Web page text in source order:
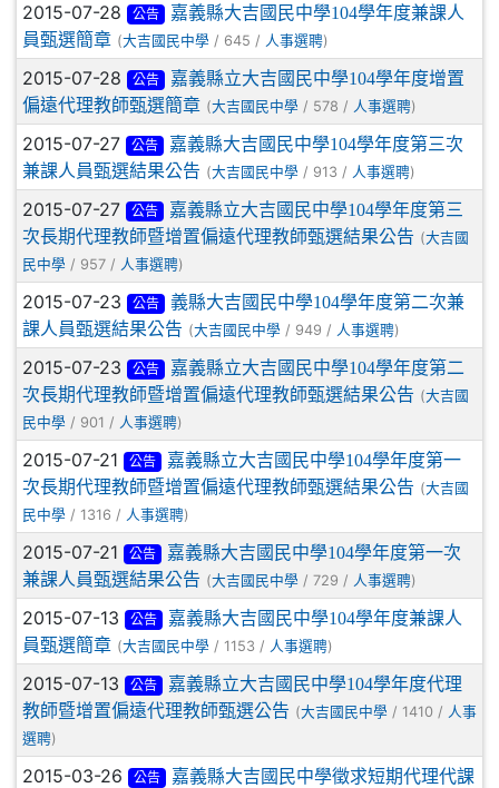
2015-07-28 公告
嘉義縣大吉國民中學104學年度兼課人
員甄選簡章 (大吉國民中學 / 645 / 人事選聘)
2015-07-28 公告
嘉義縣立大吉國民中學104學年度增置
偏遠代理教師甄選簡章 (大吉國民中學 / 578 / 人事選聘)
2015-07-27 公告
嘉義縣大吉國民中學104學年度第三次
兼課人員甄選結果公告 (大吉國民中學 / 913 / 人事選聘)
2015-07-27 公告
嘉義縣立大吉國民中學104學年度第三
次長期代理教師暨增置偏遠代理教師甄選結果公告 (大吉國
民中學 / 957 / 人事選聘)
2015-07-23 公告
義縣大吉國民中學104學年度第二次兼
課人員甄選結果公告 (大吉國民中學 / 949 / 人事選聘)
2015-07-23 公告
嘉義縣立大吉國民中學104學年度第二
次長期代理教師暨增置偏遠代理教師甄選結果公告 (大吉國
民中學 / 901 / 人事選聘)
2015-07-21 公告
嘉義縣立大吉國民中學104學年度第一
次長期代理教師暨增置偏遠代理教師甄選結果公告 (大吉國
民中學 / 1316 / 人事選聘)
2015-07-21 公告
嘉義縣大吉國民中學104學年度第一次
兼課人員甄選結果公告 (大吉國民中學 / 729 / 人事選聘)
2015-07-13 公告
嘉義縣大吉國民中學104學年度兼課人
員甄選簡章 (大吉國民中學 / 1153 / 人事選聘)
2015-07-13 公告
嘉義縣立大吉國民中學104學年度代理
教師暨增置偏遠代理教師甄選公告 (大吉國民中學 / 1410 / 人事
選聘)
2015-03-26 公告
嘉義縣大吉國民中學徵求短期代理代課